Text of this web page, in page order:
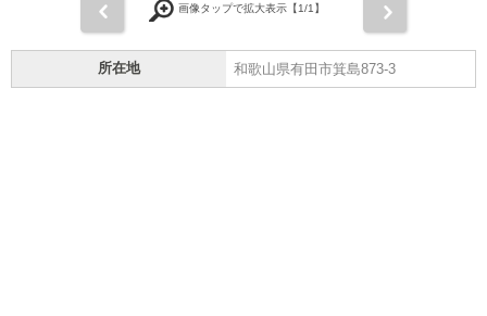
画像タップで拡大表示【1/1】
所在地 和歌山県有田市箕島873-3